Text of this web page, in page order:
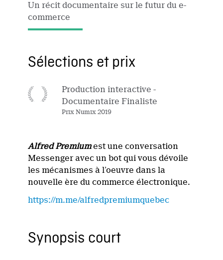
Un récit documentaire sur le futur du e-
commerce
Sélections et prix
Production interactive -
Documentaire Finaliste
Prix Numix 2019
Alfred Premiumest une conversation
Messenger avec un bot qui vous dévoile
les mécanismes à l’oeuvre dans la
nouvelle ère du commerce électronique.
https://m.me/alfredpremiumquebec
Synopsis court